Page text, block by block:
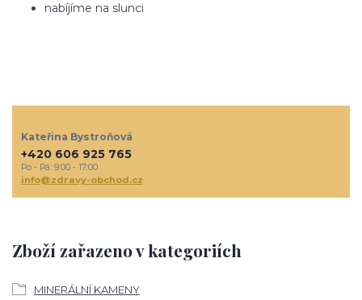
nabíjíme na slunci
Zboží zařazeno v kategoriích
MINERÁLNÍ KAMENY
Kateřina Bystroňová
+420 606 925 765
Po - Pá: 9:00 - 17:00
info@zdravy-obchod.cz